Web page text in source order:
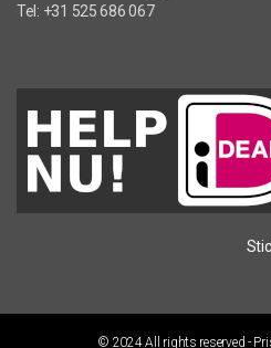
Tel: +31 525 686 067
© 2024 All rights reserved -